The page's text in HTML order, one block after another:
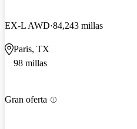
EX-L AWD 84,243 millas
Paris, TX
98 millas
Gran oferta